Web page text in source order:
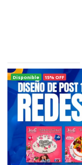
Disponible 15% OFF